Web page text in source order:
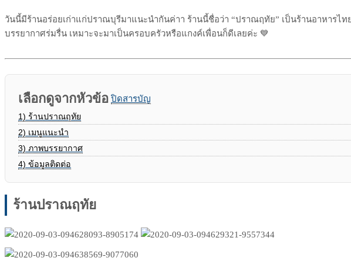
Email
วันนี้มีร้านอร่อยเก่าแก่ปราณบุรีมาแนะนำกันค่าา ร้านนี้ชื่อว่า “ปราณฤทัย” เป็นร้านอาหารไ
บรรยากาศร่มรื่น เหมาะจะมาเป็นครอบครัวหรือแกงค์เพื่อนก็ดีเลยค่ะ 💙
เลือกดูจากหัวข้อ ปิดสารบัญ
1) ร้านปราณฤทัย
2) เมนูแนะนำ
3) ภาพบรรยากาศ
4) ข้อมูลติดต่อ
ร้านปราณฤทัย